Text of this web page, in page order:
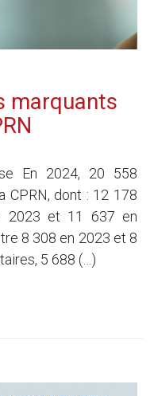
marquants
En 2024, 20 558
CPRN, dont : 12 178
2023 et 11 637 en
8 308 en 2023 et 8
5 688 (…)